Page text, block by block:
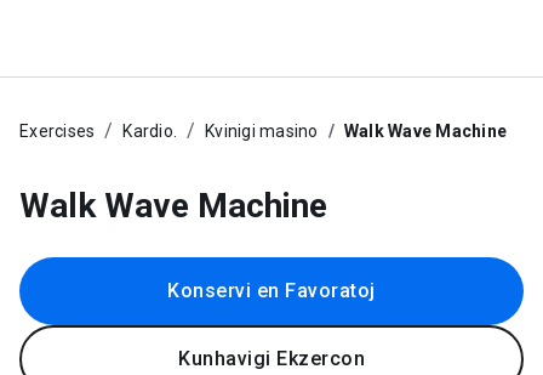
Exercises Kardio. Kvinigi masino Walk Wave Machine
Walk Wave Machine
Konservi en Favoratoj
Kunhavigi Ekzercon